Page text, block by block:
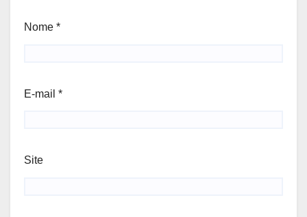
Nome *
E-mail *
Site